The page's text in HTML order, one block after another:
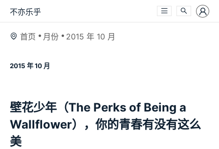
不亦乐乎
首页 月份 2015 年 10 月
2015 年 10 月
壁花少年（The Perks of Being a
Wallflower），你的青春有没有这么
美